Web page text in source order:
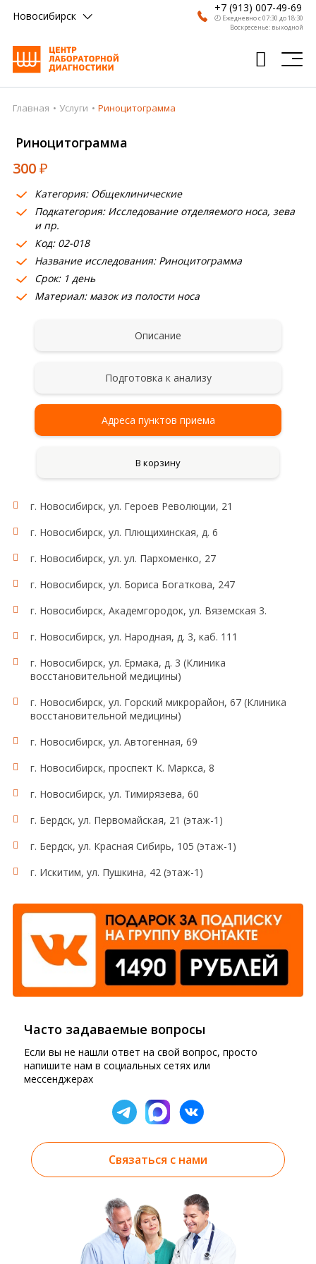
Новосибирск
+7 (913) 007-49-69
🕗 Ежедневно с 07:30 до 18:30
Воскресенье: выходной
Главная
Анализы
Врачи
Получить результат
Пациентам
О компании
Где сдать
Главная Услуги Риноцитограмма
Риноцитограмма
300₽
Категория: Общеклинические
Подкатегория: Исследование отделяемого носа, зева
и пр.
Код: 02-018
Название исследования: Риноцитограмма
Срок: 1 день
Материал: мазок из полости носа
Описание
Подготовка к анализу
Адреса пунктов приема
В корзину
г. Новосибирск, ул. Героев Революции, 21
г. Новосибирск, ул. Плющихинская, д. 6
г. Новосибирск, ул. ул. Пархоменко, 27
г. Новосибирск, ул. Бориса Богаткова, 247
г. Новосибирск, Академгородок, ул. Вяземская 3.
г. Новосибирск, ул. Народная, д. 3, каб. 111
г. Новосибирск, ул. Ермака, д. 3 (Клиника
восстановительной медицины)
г. Новосибирск, ул. Горский микрорайон, 67 (Клиника
восстановительной медицины)
г. Новосибирск, ул. Автогенная, 69
г. Новосибирск, проспект К. Маркса, 8
г. Новосибирск, ул. Тимирязева, 60
г. Бердск, ул. Первомайская, 21 (этаж-1)
г. Бердск, ул. Красная Сибирь, 105 (этаж-1)
г. Искитим, ул. Пушкина, 42 (этаж-1)
Часто задаваемые вопросы
Если вы не нашли ответ на свой вопрос, просто
напишите нам в социальных сетях или
мессенджерах
Связаться с нами